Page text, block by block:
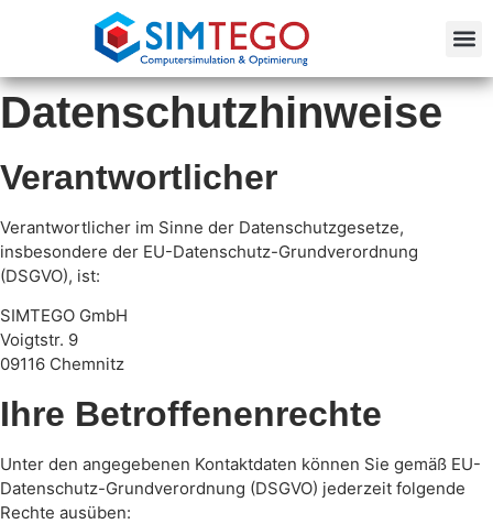
Datenschutzhinweise
Verantwortlicher
Verantwortlicher im Sinne der Datenschutzgesetze,
insbesondere der EU-Datenschutz-Grundverordnung
(DSGVO), ist:
SIMTEGO GmbH
Voigtstr. 9
09116 Chemnitz
Ihre Betroffenenrechte
Unter den angegebenen Kontaktdaten können Sie gemäß EU-
Datenschutz-Grundverordnung (DSGVO) jederzeit folgende
Rechte ausüben: